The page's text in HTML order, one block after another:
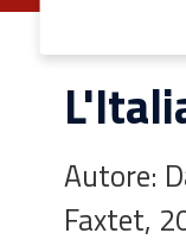
Autore:
Faxtet,